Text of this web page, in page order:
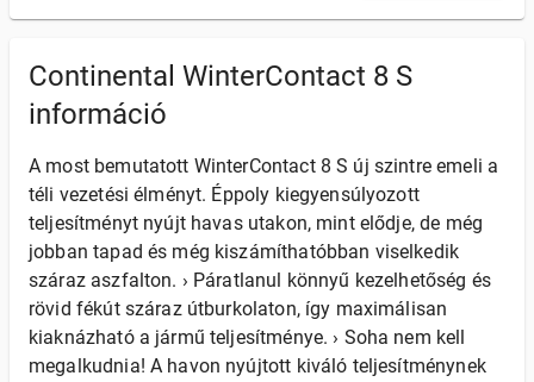
Continental WinterContact 8 S
információ
A most bemutatott WinterContact 8 S új szintre emeli a
téli vezetési élményt. Éppoly kiegyensúlyozott
teljesítményt nyújt havas utakon, mint elődje, de még
jobban tapad és még kiszámíthatóbban viselkedik
száraz aszfalton. › Páratlanul könnyű kezelhetőség és
rövid fékút száraz útburkolaton, így maximálisan
kiaknázható a jármű teljesítménye. › Soha nem kell
megalkudnia! A havon nyújtott kiváló teljesítménynek